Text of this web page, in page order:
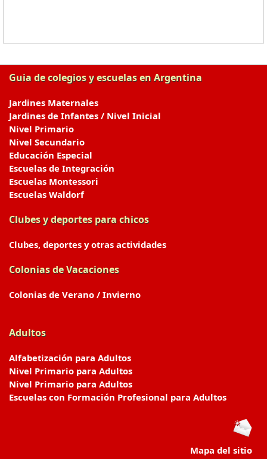
Guia de colegios y escuelas en Argentina
Jardines Maternales
Jardines de Infantes / Nivel Inicial
Nivel Primario
Nivel Secundario
Educación Especial
Escuelas de Integración
Escuelas Montessori
Escuelas Waldorf
Clubes y deportes para chicos
Clubes, deportes y otras actividades
Colonias de Vacaciones
Colonias de Verano / Invierno
Adultos
Alfabetización para Adultos
Nivel Primario para Adultos
Nivel Primario para Adultos
Escuelas con Formación Profesional para Adultos
Mapa del sitio